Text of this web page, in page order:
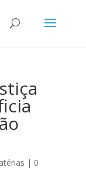
| 0